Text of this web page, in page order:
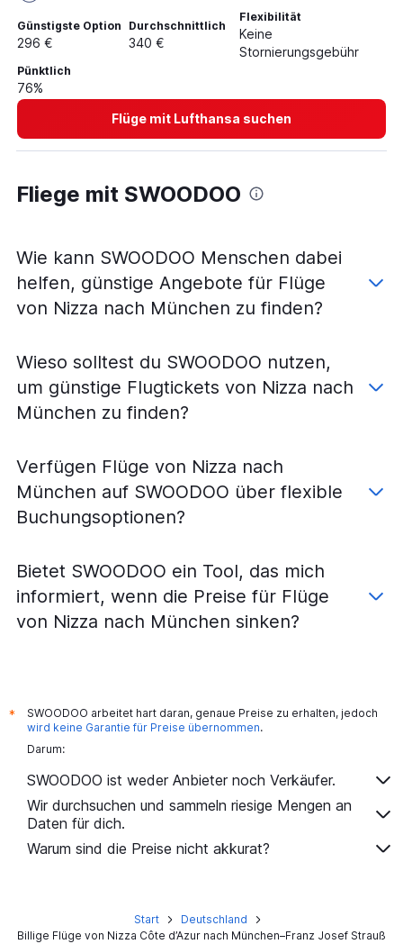
Flüge von Lyon nach Stuttgart
Flüge von Lyon nach Hamburg
Flüge von Marseille nach Hamburg
Flüge von Marseille nach Köln
Flüge von Lyon nach Köln
Flüge von Lyon nach Weeze, Niederrhein
Flüge von Nizza nach Stuttgart
Flüge von Lyon nach Leipzig
Flüge von Nizza nach Hannover
Flüge von Marseille nach Stuttgart
Flüge von Nizza nach Bremen
Flüge von Lyon nach Dortmund
Flüge von Lyon nach Münster
Flüge von Marseille nach Nürnberg
Flüge von Marseille nach Hannover
Flüge von Lyon nach Dresden
Flüge von Marseille nach Dresden
Flüge von Marseille nach Bremen
Flüge von Marseille nach Saarbrücken
Flüge von Toulon nach Berlin
Flüge von Nizza nach Leipzig
Flüge von Marseille nach Paderborn
Flüge von Marseille nach Sylt
Flüge von Toulon nach Hamburg
Günstigste Option
296 €
Durchschnittlich
340 €
Flexibilität
Keine
Stornierungsgebühr
Pünktlich
76%
Flüge mit Lufthansa suchen
Fliege mit SWOODOO
Wie kann SWOODOO Menschen dabei
helfen, günstige Angebote für Flüge
von Nizza nach München zu finden?
Wieso solltest du SWOODOO nutzen,
um günstige Flugtickets von Nizza nach
München zu finden?
Verfügen Flüge von Nizza nach
München auf SWOODOO über flexible
Buchungsoptionen?
Bietet SWOODOO ein Tool, das mich
informiert, wenn die Preise für Flüge
von Nizza nach München sinken?
*
SWOODOO arbeitet hart daran, genaue Preise zu erhalten, jedoch
wird keine Garantie für Preise übernommen.
Darum:
SWOODOO ist weder Anbieter noch Verkäufer.
Wir durchsuchen und sammeln riesige Mengen an
Daten für dich.
Warum sind die Preise nicht akkurat?
Start
Deutschland
Billige Flüge von Nizza Côte d’Azur nach München–Franz Josef Strauß